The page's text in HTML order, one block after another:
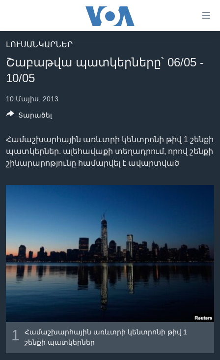
հիմնական
բովանդակությանը
անցնել
հիմնական
բովանդակությանը
բովանդակություն
ԼՈՒՐԵՐ
ՏԵՍԱՆՅՈՒԹԵՐ
ՖԻԼՄԵՐ
IN ENGLISH
ՄԵՐ ՄԱՍԻՆ
ՄԵՐ ՄԱՍԻՆ
ՈՒԿՐԱԻՆԱԿԱՆ ՊԱՏԵՐԱԶՄ
Learning English
Լեզուներ
ԼՈՒՍԱՆԿԱՐՆԵՐ
Շաբաթվա պատկերները՝ 06/05 -
10/05
10 Մայիս, 2013
Համաշխարհային առևտրի կենտրոնի թիվ 1 շենքի
պատկերներ. ալեհավաքի տեղադրում, որով շենքի
շինարարոթյունը համարվել է ավարտված
1
Համաշխարհային առևտրի կենտրոնի թիվ 1
շենքի պատկերներ
Տարածել